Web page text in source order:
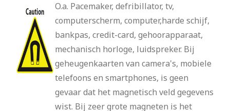
O.a. Pacemaker, defribillator, tv,
computerscherm, computer,harde schijf,
bankpas, credit-card, gehoorapparaat,
mechanisch horloge, luidspreker. Bij
geheugenkaarten van camera's, mobiele
telefoons en smartphones, is geen
gevaar dat het magnetisch veld gegevens
wist. Bij zeer grote magneten is het